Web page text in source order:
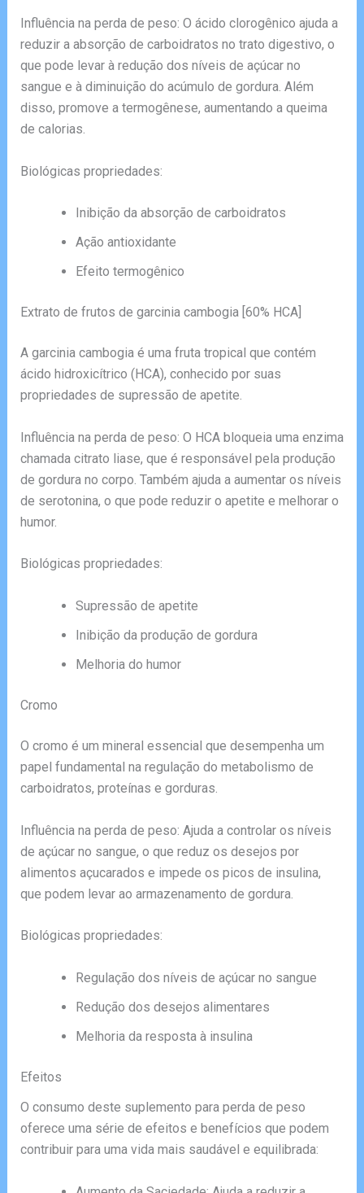
Influência na perda de peso: O ácido clorogênico ajuda a
reduzir a absorção de carboidratos no trato digestivo, o
que pode levar à redução dos níveis de açúcar no
sangue e à diminuição do acúmulo de gordura. Além
disso, promove a termogênese, aumentando a queima
de calorias.
Biológicas propriedades:
Inibição da absorção de carboidratos
Ação antioxidante
Efeito termogênico
Extrato de frutos de garcinia cambogia [60% HCA]
A garcinia cambogia é uma fruta tropical que contém
ácido hidroxicítrico (HCA), conhecido por suas
propriedades de supressão de apetite.
Influência na perda de peso: O HCA bloqueia uma enzima
chamada citrato liase, que é responsável pela produção
de gordura no corpo. Também ajuda a aumentar os níveis
de serotonina, o que pode reduzir o apetite e melhorar o
humor.
Biológicas propriedades:
Supressão de apetite
Inibição da produção de gordura
Melhoria do humor
Cromo
O cromo é um mineral essencial que desempenha um
papel fundamental na regulação do metabolismo de
carboidratos, proteínas e gorduras.
Influência na perda de peso: Ajuda a controlar os níveis
de açúcar no sangue, o que reduz os desejos por
alimentos açucarados e impede os picos de insulina,
que podem levar ao armazenamento de gordura.
Biológicas propriedades:
Regulação dos níveis de açúcar no sangue
Redução dos desejos alimentares
Melhoria da resposta à insulina
Efeitos
O consumo deste suplemento para perda de peso
oferece uma série de efeitos e benefícios que podem
contribuir para uma vida mais saudável e equilibrada: